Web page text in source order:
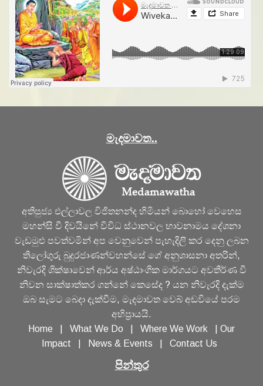
මැදමාවත..
අතිපුජ්‍ය එල්ලාවල විජිතනන්ද හිමියන් බොහෝ වෙහෙස
මහන්සි වී දිවයිනේ විවිධ ස්ථානවල භාවනාමය දේශනා
වැඩමුළු පවත්වමින් අප වෙනුවෙන් පැහැදිලි කර දෙනු ලබන
තිලෝගුරු බුදුරජාණන්වහන්සේ ගේ අනුශාසනා අතරින්,
නිවැරදි ශික්ෂාවෙන් ආර්ය අෂ්ඨාංගික මාර්ගයට අවතීර්ණ වී
නිවන සාක්ෂාත්කර ගන්නේ කෙසේද ? යන නිවැරදි දැක්ම
ඔබ සැමට බෙදා දැක්වීම, මැදමාවත වෙබ් අඩවියේ පරම
අභිප්‍රායයි.
Home
What We Do Where We Work
Our
Impact
News & Events Contact Us
පින්තුර